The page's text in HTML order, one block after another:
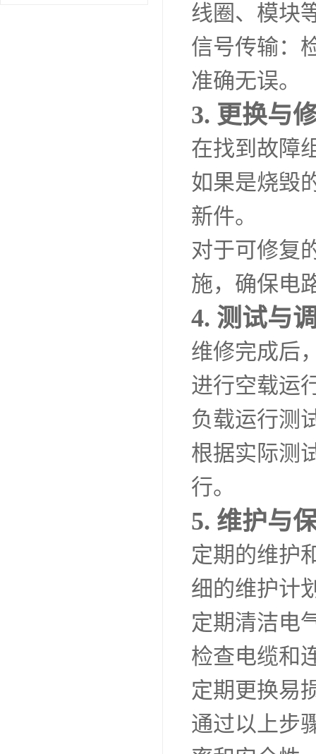
线圈、模块
信号传输：
准确无误。
3. 更换与
在找到故障
如果是烧毁
新件。
对于可修复
施，确保电
4. 测试与
维修完成后
进行空载运
负载运行测
根据实际测
行。
5. 维护与
定期的维护
细的维护计
定期清洁电
检查电缆和
定期更换易
通过以上步